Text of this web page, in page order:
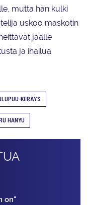
mutta hän kulki
uskoo maskotin
jäälle
ja ihailua
KERÄYS
HANYU
on"